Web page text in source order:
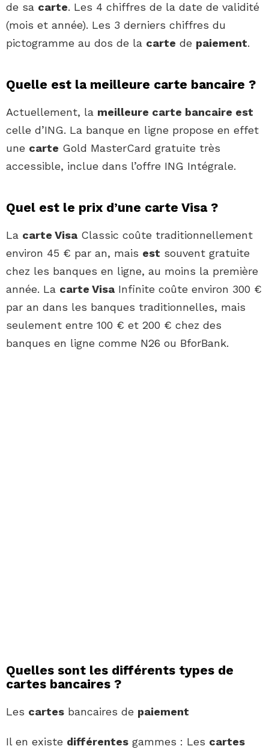
de sa carte. Les 4 chiffres de la date de validité
(mois et année). Les 3 derniers chiffres du
pictogramme au dos de la carte de paiement.
Quelle est la meilleure carte bancaire ?
Actuellement, la meilleure carte bancaire est
celle d’ING. La banque en ligne propose en effet
une carte Gold MasterCard gratuite très
accessible, inclue dans l’offre ING Intégrale.
Quel est le prix d’une carte Visa ?
La carte Visa Classic coûte traditionnellement
environ 45 € par an, mais est souvent gratuite
chez les banques en ligne, au moins la première
année. La carte Visa Infinite coûte environ 300 €
par an dans les banques traditionnelles, mais
seulement entre 100 € et 200 € chez des
banques en ligne comme N26 ou BforBank.
Quelles sont les différents types de
cartes bancaires ?
Les cartes bancaires de paiement
Il en existe différentes gammes : Les cartes